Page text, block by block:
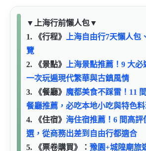
▼ 上海行前懶人包▼
1. 《行程》
上海自由行7天懶人包
覽
2. 《景點》
上海景點推薦！9 大必
一次玩遍現代繁華與古鎮風情
3. 《餐廳》 魔都美食不踩雷！11
餐廳推薦，必吃本地小吃與特色
4. 《住宿》 海住宿推薦！6 間高評
選，從商務出差到自由行都適合
5. 《票卷購買》： 豫園+城隍廟旅